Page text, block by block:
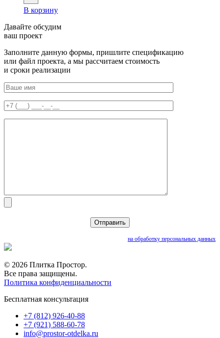
В корзину
Давайте обсудим
ваш проект
Заполните данную формы, пришлите спецификацию
или файл проекта, а мы рассчитаем стоимость
и сроки реализации
на обработку персональных данных
© 2026 Плитка Простор.
Все права защищены.
Политика конфиденциальности
Бесплатная консультация
+7 (812) 926-40-88
+7 (921) 588-60-78
info@prostor-otdelka.ru